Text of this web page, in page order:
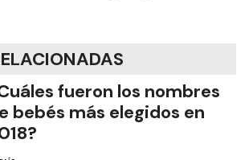
fueron los nombres
bebés más elegidos en